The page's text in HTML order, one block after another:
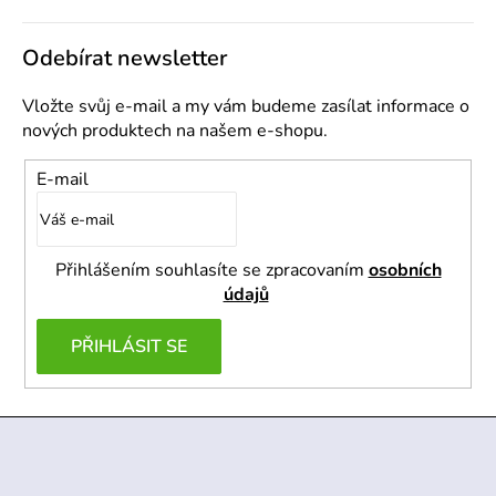
Odebírat newsletter
Vložte svůj e-mail a my vám budeme zasílat informace o
nových produktech na našem e-shopu.
E-mail
Přihlášením souhlasíte se zpracovaním osobních
údajů
PŘIHLÁSIT SE